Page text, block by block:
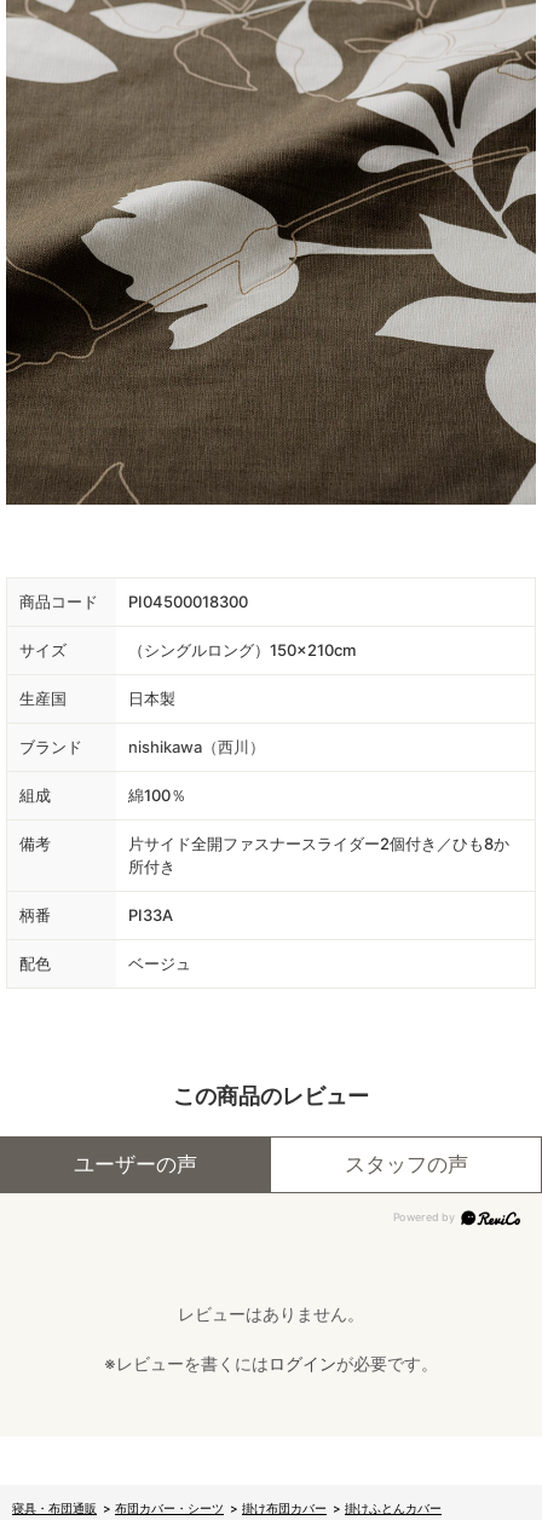
商品コード PI04500018300
サイズ （シングルロング）150×210cm
生産国 日本製
ブランド nishikawa（西川）
組成 綿100％
備考
片サイド全開ファスナースライダー2個付き／ひも8か
所付き
柄番 PI33A
配色 ベージュ
この商品のレビュー
ユーザーの声 スタッフの声
レビューはありません。
※レビューを書くにはログインが必要です。
寝具・布団通販 > 布団カバー・シーツ > 掛け布団カバー > 掛けふとんカバー